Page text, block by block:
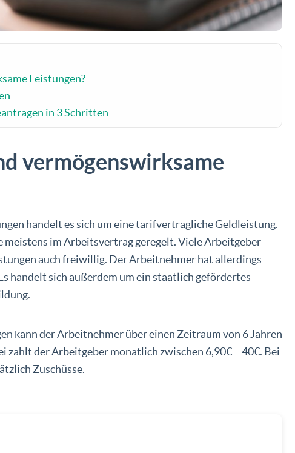
Leistungen?
in 3 Schritten
vermögenswirksame
handelt es sich um eine tarifvertragliche Geldleistung.
meistens im Arbeitsvertrag geregelt. Viele Arbeitgeber
auch freiwillig. Der Arbeitnehmer hat allerdings
handelt sich außerdem um ein staatlich gefördertes
kann der Arbeitnehmer über einen Zeitraum von 6 Jahren
zahlt der Arbeitgeber monatlich zwischen 6,90€ – 40€. Bei
Zuschüsse.